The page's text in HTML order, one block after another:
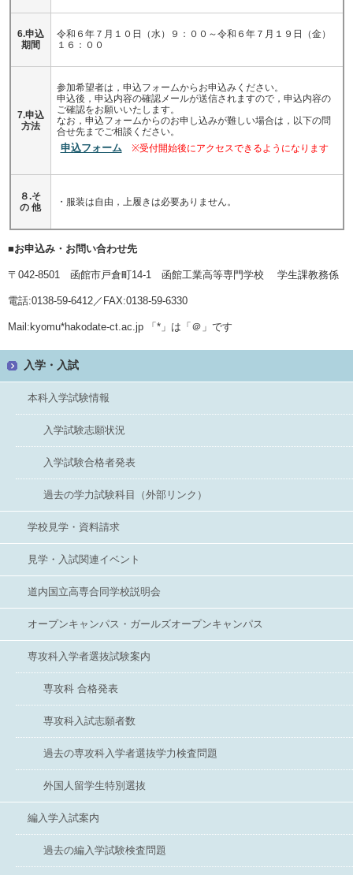
6.申込
期間
令和６年７月１０日（水）９：００～令和６年７月１９日（金）
１６：００
7.申込
方法
参加希望者は，申込フォームからお申込みください。
申込後，申込内容の確認メールが送信されますので，申込内容の
ご確認をお願いいたします。
なお，申込フォームからのお申し込みが難しい場合は，以下の問
合せ先までご相談ください。
申込フォーム ※受付開始後にアクセスできるようになります
８.そ
の 他
・服装は自由，上履きは必要ありません。
■お申込み・お問い合わせ先
〒042-8501 函館市戸倉町14-1 函館工業高等専門学校 学生課教務係
電話:0138-59-6412／FAX:0138-59-6330
Mail:kyomu*hakodate-ct.ac.jp 「*」は「＠」です
入学・入試
本科入学試験情報
入学試験志願状況
入学試験合格者発表
過去の学力試験科目（外部リンク）
学校見学・資料請求
見学・入試関連イベント
道内国立高専合同学校説明会
オープンキャンパス・ガールズオープンキャンパス
専攻科入学者選抜試験案内
専攻科 合格発表
専攻科入試志願者数
過去の専攻科入学者選抜学力検査問題
外国人留学生特別選抜
編入学入試案内
過去の編入学試験検査問題